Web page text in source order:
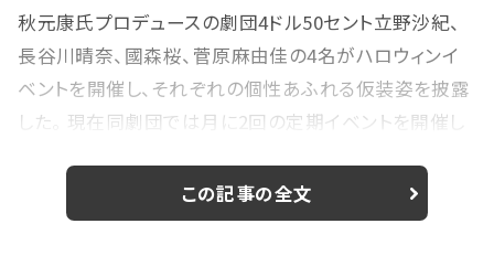
秋元康氏プロデュースの劇団4ドル50セント立野沙紀、
長谷川晴奈、國森桜、菅原麻由佳の4名がハロウィンイ
ベントを開催し、それぞれの個性あふれる仮装姿を披露
した。 現在同劇団では月に2回の定期イベントを開催し
ウィンイベントを開催。出演者がそれぞれコスプレ衣装
を着用して、演技あり・ゲームありと内容盛りだくさんの
この記事の全文